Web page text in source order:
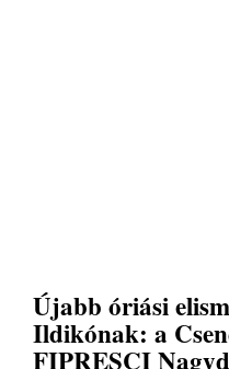
Újabb óriási
Ildikónak: a
FIPRESCI